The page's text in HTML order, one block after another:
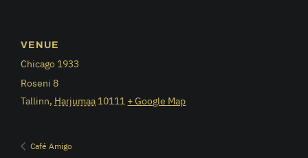
VENUE
Chicago 1933
Roseni 8
Tallinn, Harjumaa 10111 + Google Map
Café Amigo